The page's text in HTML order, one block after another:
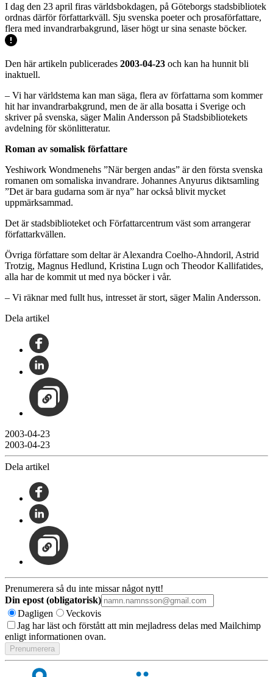
I dag den 23 april firas världsbokdagen, på Göteborgs stadsbibliotek
ordnas därför författarkväll. Sju svenska poeter och prosaförfattare,
flera med invandrarbakgrund, läser högt ur sina senaste böcker.
Den här artikeln publicerades 2003-04-23 och kan ha hunnit bli
inaktuell.
– Vi har världstema kan man säga, flera av författarna som kommer
hit har invandrarbakgrund, men de är alla bosatta i Sverige och
skriver på svenska, säger Malin Andersson på Stadsbibliotekets
avdelning för skönlitteratur.
Roman av somalisk författare
Yeshiwork Wondmenehs ”När bergen andas” är den första svenska
romanen om somaliska invandrare. Johannes Anyurus diktsamling
”Det är bara gudarna som är nya” har också blivit mycket
uppmärksammad.
Det är stadsbiblioteket och Författarcentrum väst som arrangerar
författarkvällen.
Övriga författare som deltar är Alexandra Coelho-Ahndoril, Astrid
Trotzig, Magnus Hedlund, Kristina Lugn och Theodor Kallifatides,
alla har de kommit ut med nya böcker i vår.
– Vi räknar med fullt hus, intresset är stort, säger Malin Andersson.
Dela artikel
2003-04-23
2003-04-23
Dela artikel
Prenumerera så du inte missar något nytt!
Din epost (obligatorisk)
Dagligen
Veckovis
Jag har läst och förstått att min mejladress delas med Mailchimp
enligt informationen ovan.